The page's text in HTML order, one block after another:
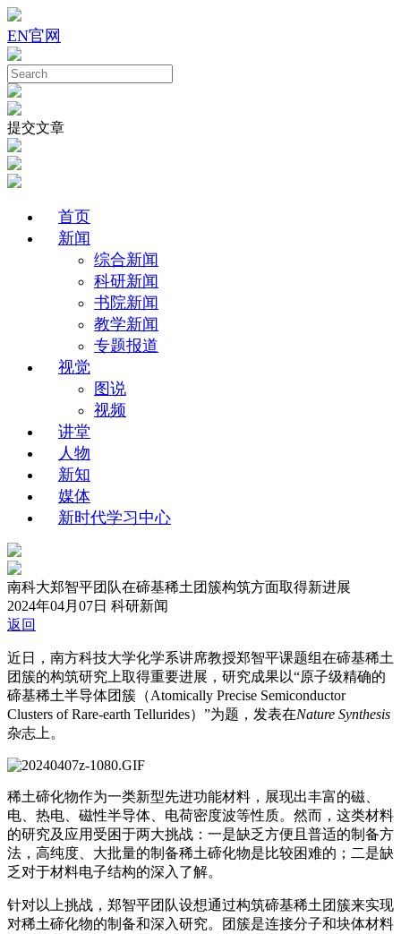
EN官网
提交文章
首页
新闻
综合新闻
科研新闻
书院新闻
教学新闻
专题报道
视觉
图说
视频
讲堂
人物
新知
媒体
新时代学习中心
南科大郑智平团队在碲基稀土团簇构筑方面取得新进展
2024年04月07日 科研新闻
返回
近日，南方科技大学化学系讲席教授郑智平课题组在碲基稀土
团簇的构筑研究上取得重要进展，研究成果以“原子级精确的
碲基稀土半导体团簇（Atomically Precise Semiconductor
Clusters of Rare-earth Tellurides）”为题，发表在Nature Synthesis
杂志上。
稀土碲化物作为一类新型先进功能材料，展现出丰富的磁、
电、热电、磁性半导体、电荷密度波等性质。然而，这类材料
的研究及应用受困于两大挑战：一是缺乏方便且普适的制备方
法，高纯度、大批量的制备稀土碲化物是比较困难的；二是缺
乏对于材料电子结构的深入了解。
针对以上挑战，郑智平团队设想通过构筑碲基稀土团簇来实现
对稀土碲化物的制备和深入研究。团簇是连接分子和块体材料